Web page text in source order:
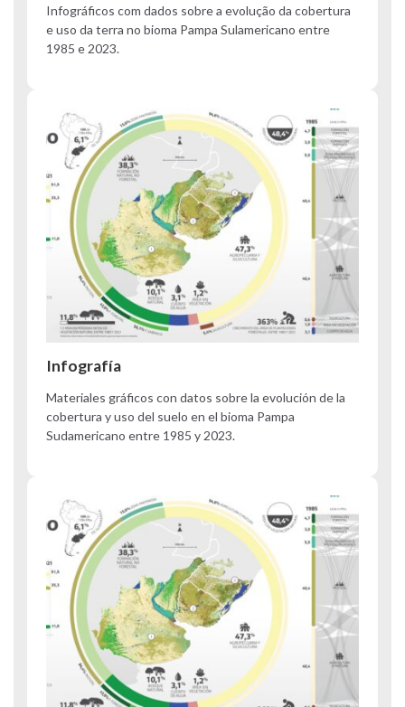
Infográficos com dados sobre a evolução da cobertura
e uso da terra no bioma Pampa Sulamericano entre
1985 e 2023.
Infografía
Materiales gráficos con datos sobre la evolución de la
cobertura y uso del suelo en el bioma Pampa
Sudamericano entre 1985 y 2023.